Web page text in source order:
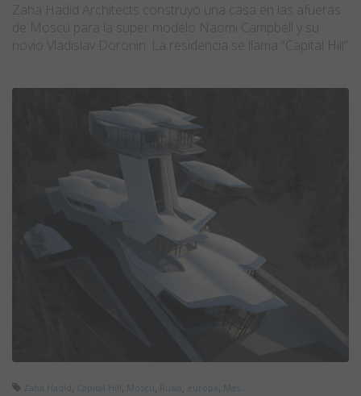
Zaha Hadid Architects construyó una casa en las afueras
de Moscú para la super modelo Naomi Campbell y su
novio Vladislav Doronin. La residencia se llama “Capital Hill”
Zaha Hadid, Capital Hill, Moscú, Rusia, europa, Más...